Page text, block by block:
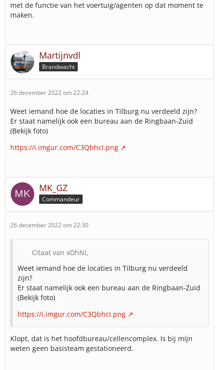
met de functie van het voertuig/agenten op dat moment te
maken.
Martijnvdl
Brandwacht
26 december 2022 om 22:24
Weet iemand hoe de locaties in Tilburg nu verdeeld zijn?
Er staat namelijk ook een bureau aan de Ringbaan-Zuid
(Bekijk foto)
https://i.imgur.com/C3QbhcI.png
MK_GZ
Commandeur
26 december 2022 om 22:30
Citaat van xDhNL
Weet iemand hoe de locaties in Tilburg nu verdeeld
zijn?
Er staat namelijk ook een bureau aan de Ringbaan-Zuid
(Bekijk foto)
https://i.imgur.com/C3QbhcI.png
Klopt, dat is het hoofdbureau/cellencomplex. Is bij mijn
weten geen basisteam gestationeerd.